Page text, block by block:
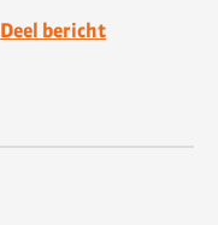
Deel bericht